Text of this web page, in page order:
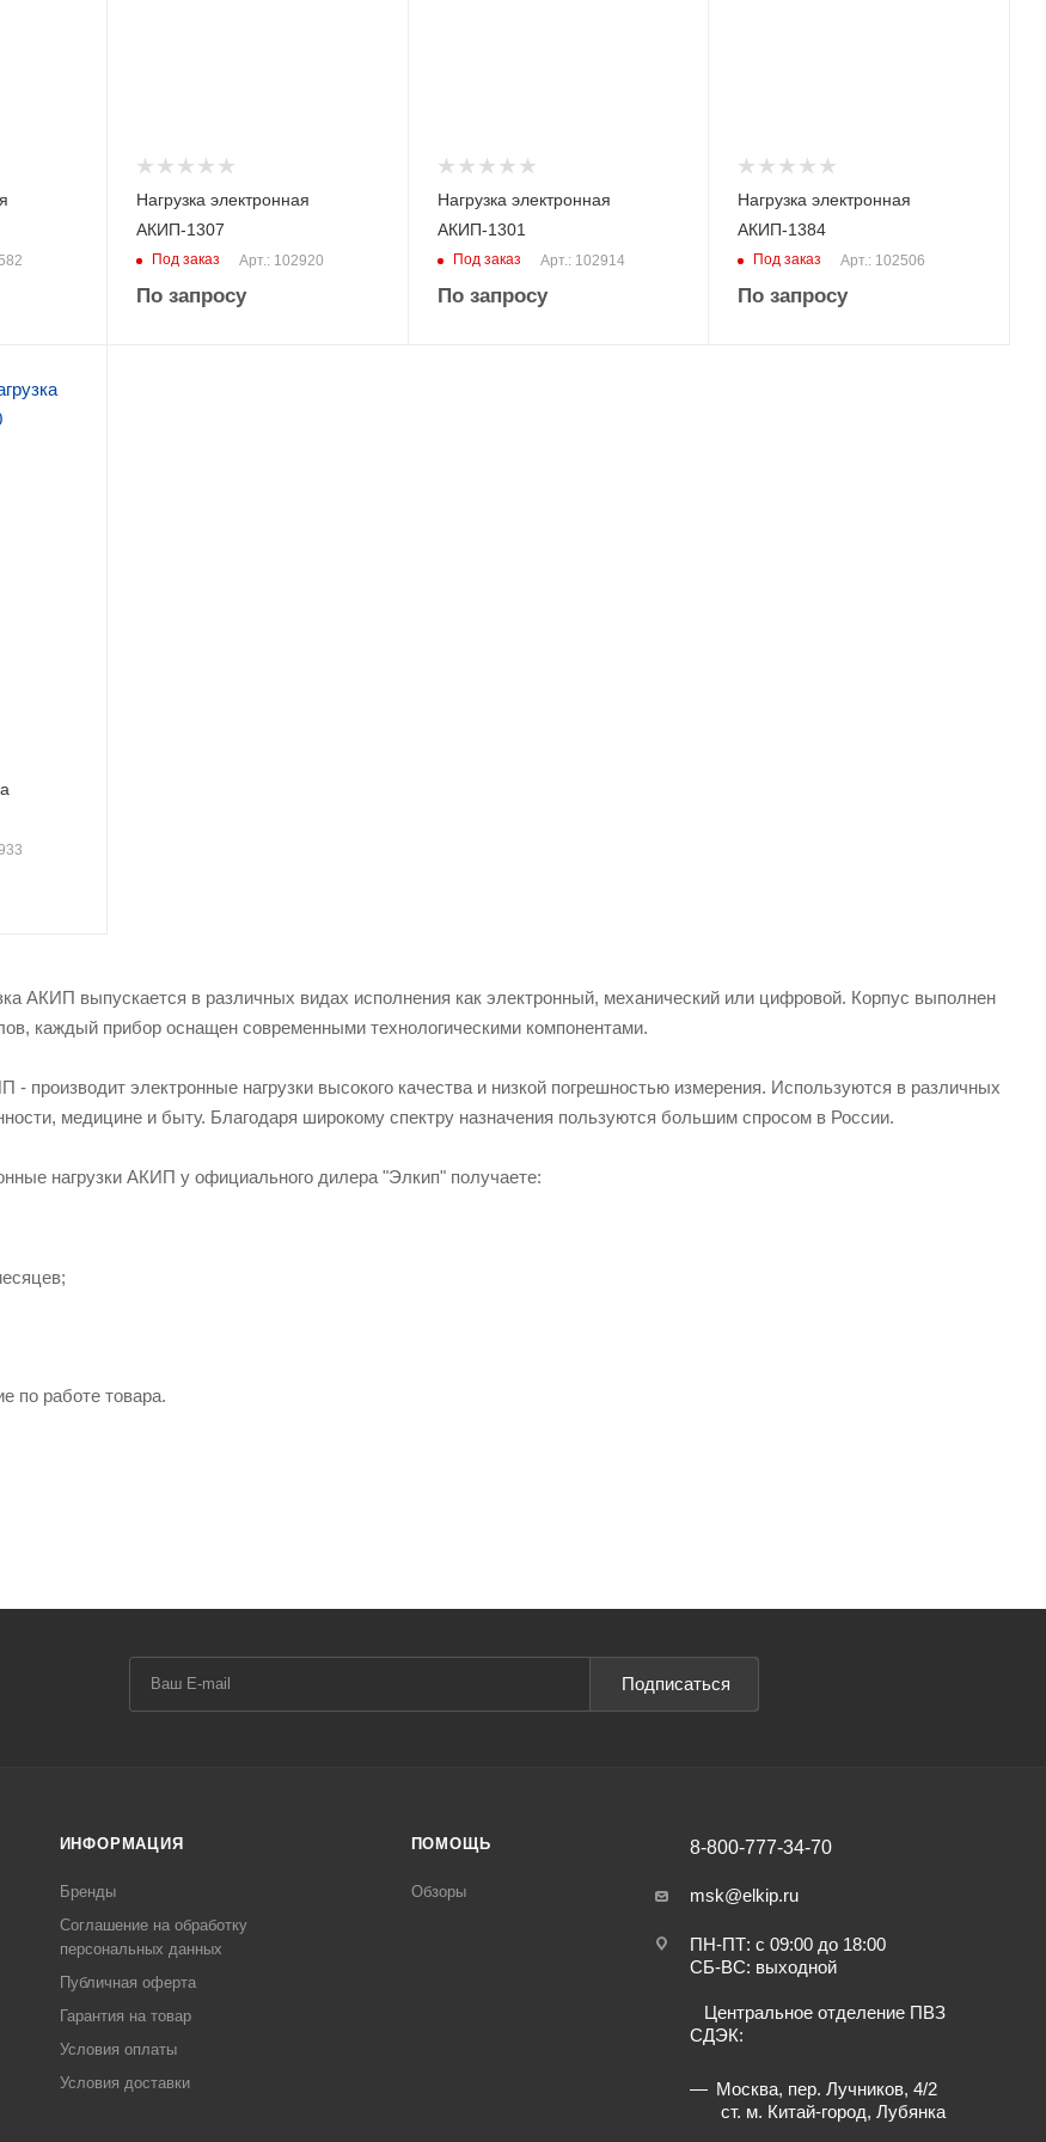
Нагрузка электронная
АКИП-1307
Под заказ Арт.: 102920
По запросу
Нагрузка электронная
АКИП-1301
Под заказ Арт.: 102914
По запросу
Нагрузка электронная
АКИП-1384
Под заказ Арт.: 102506
По запросу
АКИП выпускается в различных видах исполнения как электронный, механический или цифровой. Корпус выполнен
каждый прибор оснащен современными технологическими компонентами.
- производит электронные нагрузки высокого качества и низкой погрешностью измерения. Используются в различных
медицине и быту. Благодаря широкому спектру назначения пользуются большим спросом в России.
нагрузки АКИП у официального дилера "Элкип" получаете:
по работе товара.
Подписаться
ИНФОРМАЦИЯ
Бренды
Соглашение на обработку
персональных данных
Публичная оферта
Гарантия на товар
Условия оплаты
Условия доставки
ПОМОЩЬ
Обзоры
8-800-777-34-70
msk@elkip.ru
ПН-ПТ: с 09:00 до 18:00
СБ-ВС: выходной
Центральное отделение ПВЗ
СДЭК:
Москва, пер. Лучников, 4/2
ст. м. Китай-город, Лубянка